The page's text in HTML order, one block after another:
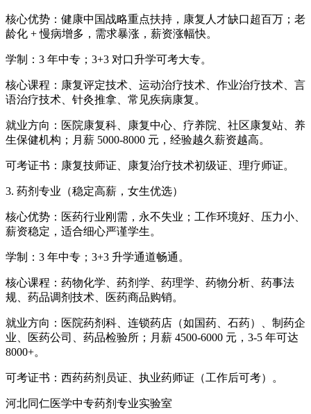
核心优势：健康中国战略重点扶持，康复人才缺口超百万；老
龄化 + 慢病增多，需求暴涨，薪资涨幅快。
学制：3 年中专；3+3 对口升学可考大专。
核心课程：康复评定技术、运动治疗技术、作业治疗技术、言
语治疗技术、针灸推拿、常见疾病康复。
就业方向：医院康复科、康复中心、疗养院、社区康复站、养
生保健机构；月薪 5000-8000 元，经验越久薪资越高。
可考证书：康复技师证、康复治疗技术初级证、理疗师证。
3. 药剂专业（稳定高薪，女生优选）
核心优势：医药行业刚需，永不失业；工作环境好、压力小、
薪资稳定，适合细心严谨学生。
学制：3 年中专；3+3 升学通道畅通。
核心课程：药物化学、药剂学、药理学、药物分析、药事法
规、药品调剂技术、医药商品购销。
就业方向：医院药剂科、连锁药店（如国药、石药）、制药企
业、医药公司、药品检验所；月薪 4500-6000 元，3-5 年可达
8000+。
可考证书：西药药剂员证、执业药师证（工作后可考）。
河北同仁医学中专药剂专业实验室